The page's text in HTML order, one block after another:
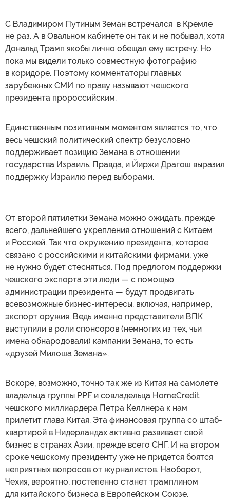
С Владимиром Путиным Земан встречался в Кремле
не раз. А в Овальном кабинете он так и не побывал, хотя
Дональд Трамп якобы лично обещал ему встречу. Но
пока мы видели только совместную фотографию
в коридоре. Поэтому комментаторы главных
зарубежных СМИ по праву называют чешского
президента пророссийским.
Единственным позитивным моментом является то, что
весь чешский политический спектр безусловно
поддерживает позицию Земана в отношении
государства Израиль. Правда, и Йиржи Драгош выразил
поддержку Израилю перед выборами.
От второй пятилетки Земана можно ожидать, прежде
всего, дальнейшего укрепления отношений с Китаем
и Россией. Так что окружению президента, которое
связано с российскими и китайскими фирмами, уже
не нужно будет стесняться. Под предлогом поддержки
чешского экспорта эти люди — с помощью
администрации президента — будут продвигать
всевозможные бизнес-интересы, включая, например,
экспорт оружия. Ведь именно представители ВПК
выступили в роли спонсоров (немногих из тех, чьи
имена обнародовали) кампании Земана, то есть
«друзей Милоша Земана».
Вскоре, возможно, точно так же из Китая на самолете
владельца группы PPF и совладельца HomeCredit
чешского миллиардера Петра Келлнера к нам
прилетит глава Китая. Эта финансовая группа со штаб-
квартирой в Нидерландах активно развивает свой
бизнес в странах Азии, прежде всего СНГ. И на втором
сроке чешскому президенту уже не придется боятся
неприятных вопросов от журналистов. Наоборот,
Чехия, вероятно, постепенно станет трамплином
для китайского бизнеса в Европейском Союзе.